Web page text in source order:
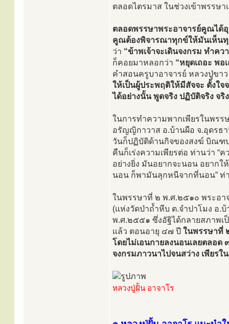
ตลอดไตรมาส ในช่วงเข้าพรรษ
ตลอดพรรษาพระอาจารย์คูณได้
คูณต้องพิจารณาทุกข์ให้มันเห็น
ว่า “ข้าพเจ้าจะเดินจงกรม ทำคว
ก็คอยมาหลอกว่า “หยุดเถอะ พอ
คำสอนครูบาอาจารย์ หลวงปู่ขา
ให้เป็นผู้ประพฤติให้มีสัจจะ ตั้งใจ
ได้อย่างนั้น พูดจริง ปฏิบัติจริง จริ
ในการทำความพากเพียรในพร
อรัญญิกาวาส อ.บ้านผือ จ.อุดรธ
วันก็ปฏิบัติด้านกิจของสงฆ์ บิณฑ
คืนก็เร่งความเพียรต่อ ท่านว่า
อย่างยิ่ง มันอยากจะนอน อยาก
นอน ก็พามันลุกหนีจากที่นอน” ท่
ในพรรษาที่ ๒ พ.ศ.๒๕๑๐ พระอ
(แห่งวัดป่าถ้ำหีบ ต.จำปาโมง อ.
พ.ศ.๒๕๕๑ ซึ่งอัฐิได้กลายสภาพเ
แล้ว ตอนอายุ ๔๗ ปี ในพรรษาที่
โดยไม่เอนกายลงนอนเลยตลอด
จงกรมภาวนาไปจนสว่าง เพียร
หลวงปู่ฝั้น อาจาโร